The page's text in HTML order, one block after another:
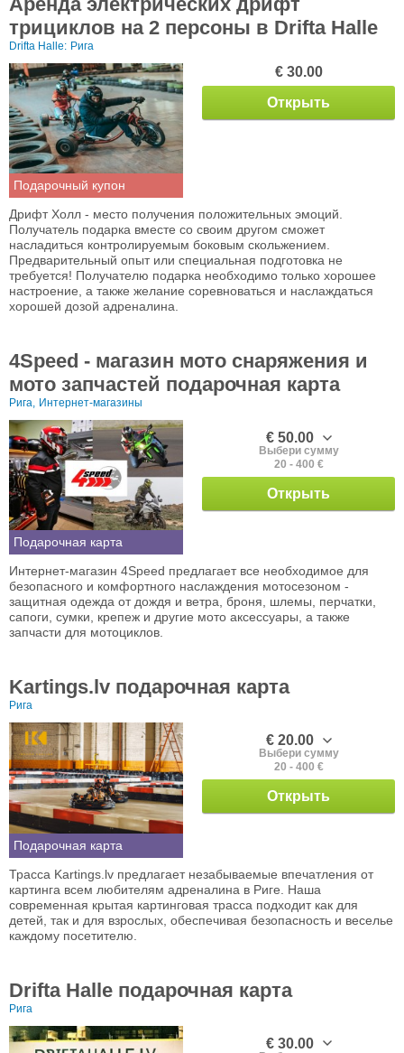
трициклов на 2 персоны в Drifta Halle
Drifta Halle: Рига
Подарочный купон
€ 30.00
Открыть
Дрифт Холл - место получения положительных эмоций.
Получатель подарка вместе со своим другом сможет
насладиться контролируемым боковым скольжением.
Предварительный опыт или специальная подготовка не
требуется! Получателю подарка необходимо только хорошее
настроение, а также желание соревноваться и наслаждаться
хорошей дозой адреналина.
4Speed - магазин мото снаряжения и
мото запчастей подарочная карта
Рига, Интернет-магазины
Подарочная карта
€ 50.00
Выбери сумму
20 - 400 €
Открыть
Интернет-магазин 4Speed предлагает все необходимое для
безопасного и комфортного наслаждения мотосезоном -
защитная одежда от дождя и ветра, броня, шлемы, перчатки,
сапоги, сумки, крепеж и другие мото аксессуары, а также
запчасти для мотоциклов.
Kartings.lv подарочная карта
Рига
Подарочная карта
€ 20.00
Выбери сумму
20 - 400 €
Открыть
Трасса Kartings.lv предлагает незабываемые впечатления от
картинга всем любителям адреналина в Риге. Наша
современная крытая картинговая трасса подходит как для
детей, так и для взрослых, обеспечивая безопасность и веселье
каждому посетителю.
Drifta Halle подарочная карта
Рига
€ 30.00